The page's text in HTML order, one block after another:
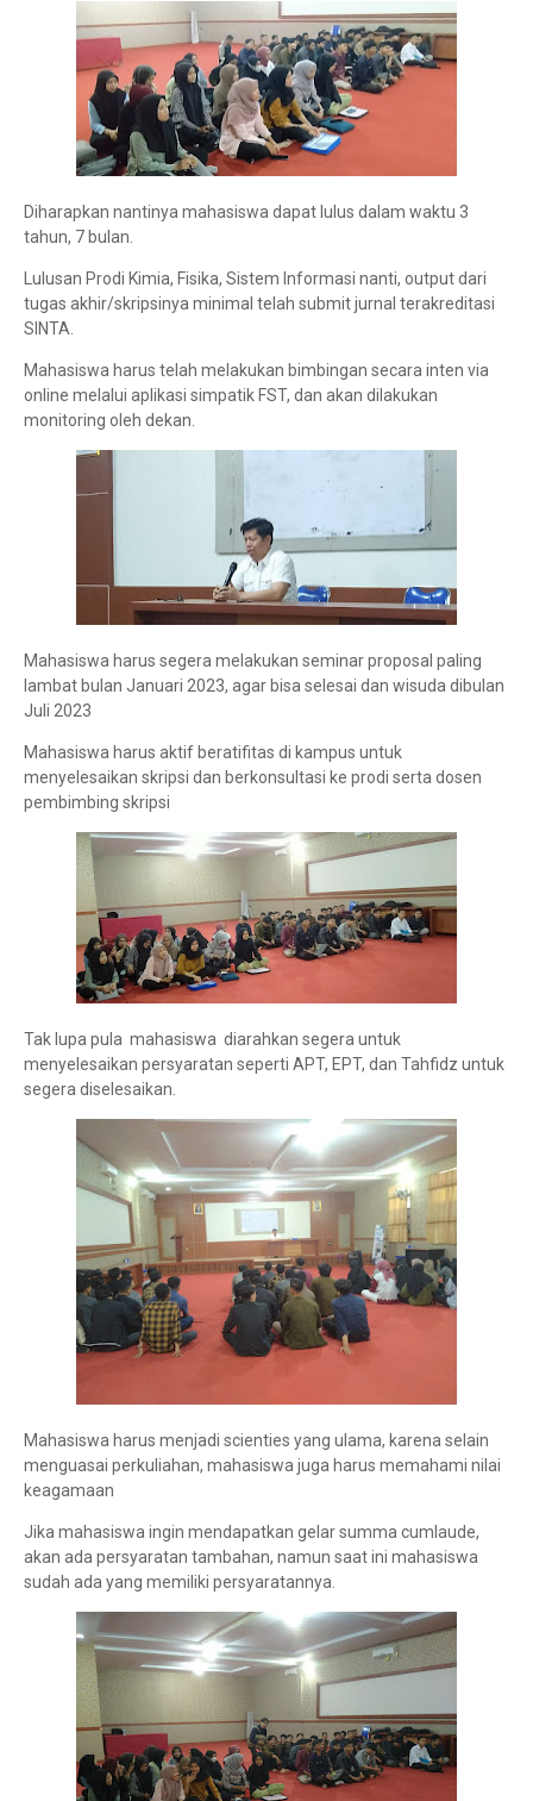
Diharapkan nantinya mahasiswa dapat lulus dalam waktu 3
tahun, 7 bulan.
Lulusan Prodi Kimia, Fisika, Sistem Informasi nanti, output dari
tugas akhir/skripsinya minimal telah submit jurnal terakreditasi
SINTA.
Mahasiswa harus telah melakukan bimbingan secara inten via
online melalui aplikasi simpatik FST, dan akan dilakukan
monitoring oleh dekan.
Mahasiswa harus segera melakukan seminar proposal paling
lambat bulan Januari 2023, agar bisa selesai dan wisuda dibulan
Juli 2023
Mahasiswa harus aktif beratifitas di kampus untuk
menyelesaikan skripsi dan berkonsultasi ke prodi serta dosen
pembimbing skripsi
Tak lupa pula mahasiswa diarahkan segera untuk
menyelesaikan persyaratan seperti APT, EPT, dan Tahfidz untuk
segera diselesaikan.
Mahasiswa harus menjadi scienties yang ulama, karena selain
menguasai perkuliahan, mahasiswa juga harus memahami nilai
keagamaan
Jika mahasiswa ingin mendapatkan gelar summa cumlaude,
akan ada persyaratan tambahan, namun saat ini mahasiswa
sudah ada yang memiliki persyaratannya.